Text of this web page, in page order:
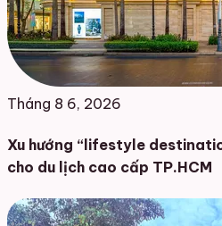
Tháng 8 6, 2026
Xu hướng “lifestyle
cho du lịch cao cấp TP.HCM